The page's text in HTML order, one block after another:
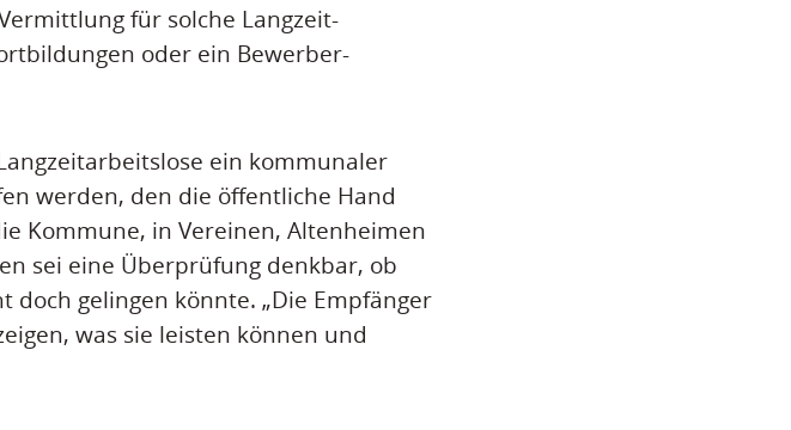
für solche Langzeit-
oder ein Bewerber-
ein kommunaler
werden, den die öffentliche Hand
Kommune, in Vereinen, Altenheimen
sei eine Überprüfung denkbar, ob
gelingen könnte. „Die Empfänger
was sie leisten können und